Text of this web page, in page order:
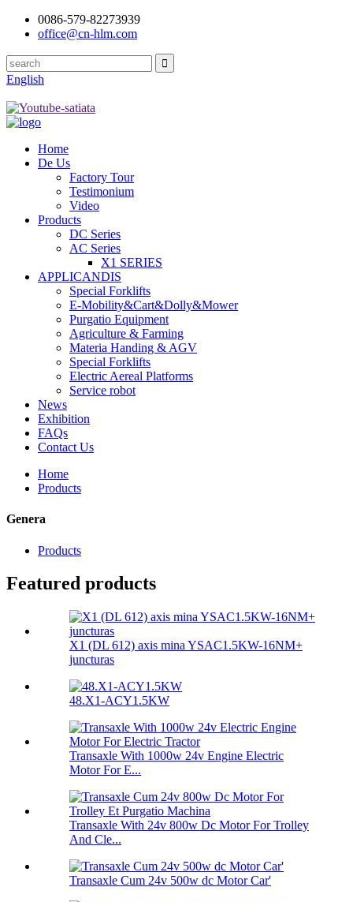
0086-579-82273939
office@cn-hlm.com
English
Home
De Us
Factory Tour
Testimonium
Video
Products
DC Series
AC Series
X1 SERIES
APPLICANDIS
Special Forklifts
E-Mobility&Cart&Dolly&Mower
Purgatio Equipment
Agriculture & Farming
Materia Handing & AGV
Special Forklifts
Electric Aereal Platforms
Service robot
News
Exhibition
FAQs
Contact Us
Home
Products
Genera
Products
Featured products
X1 (DL 612) axis mina YSAC1.5KW-16NM+
juncturas
48.X1-ACY1.5KW
Transaxle With 1000w 24v Engine Electric
Motor For E...
Transaxle With 24v 800w Dc Motor For Trolley
And Cle...
Transaxle Cum 24v 500w dc Motor Car'